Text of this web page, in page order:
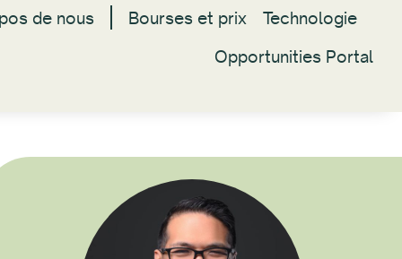
de nous Bourses et prix
Technologie
Opportunities Portal
de nous Bourses et prix
Technologie
Opportunities Portal